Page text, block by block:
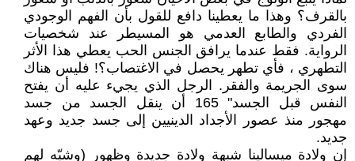
بالقرف؟ وهذا ما يعطينا دافع للقول بأن الفهم الوجودي
الفردي والطابع العدمي هو المسيطر عند شخصيات
الرواية. فقط عندما يرافق الجنس الحب يعطي هذا الأثر
التطهري ، فأي تطهر يحصل في الاغتصاب؟! فليس هناك
سوى الجريمة والفقر. الرجل الذي يجيء عليه أن يفتح
النفس قبل الجسد" 165 أن ينقل الجسد من جسد
مهجور منذ عصور الأجداد الدينيين إلى جسد جديد وعهد
جديد.
إن ولادة ميسالينا شبهة ولادة جديدة وظهور (وشبّه لهم